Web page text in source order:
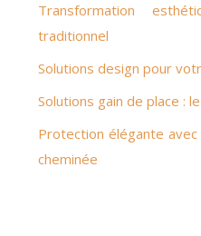
Transformation
traditionnel
Solutions design pour
Solutions gain de place :
Protection élégante
cheminée